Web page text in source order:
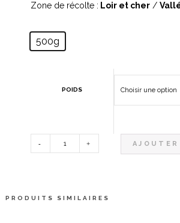
€10,00
Zone de récolte : Loir et cher /
500g
POIDS
QUANTITÉ
PRODUITS SIMILAIRES